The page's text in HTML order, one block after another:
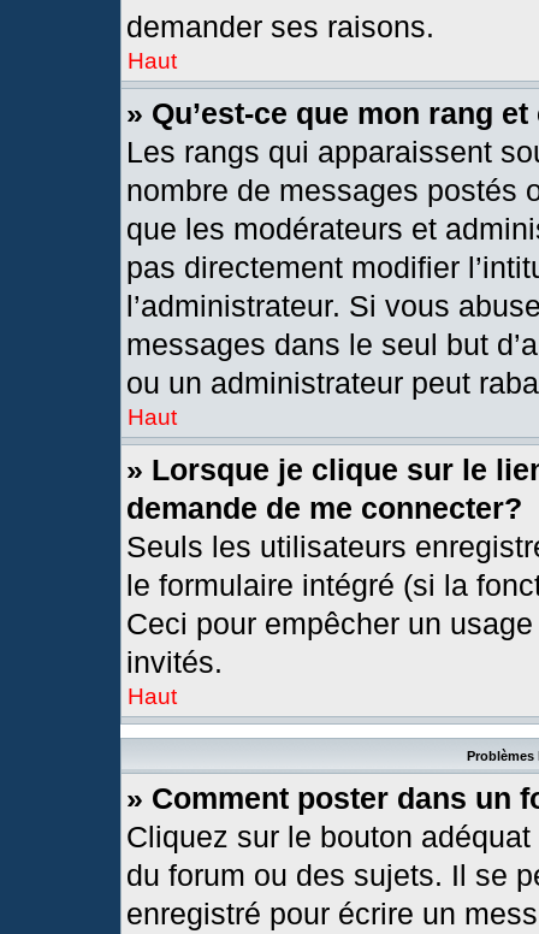
demander ses raisons.
Haut
» Qu’est-ce que mon rang
Les rangs qui apparaissent
nombre de messages postés
que les modérateurs et
pas directement modifier
l’administrateur. Si vous
messages dans le seul but
ou un administrateur peut
Haut
» Lorsque je clique sur le
demande de me connecter?
Seuls les utilisateurs
le formulaire intégré (si la
Ceci pour empêcher un
invités.
Haut
Problèmes
» Comment poster dans un
Cliquez sur le bouton
du forum ou des sujets. Il se
enregistré pour écrire un